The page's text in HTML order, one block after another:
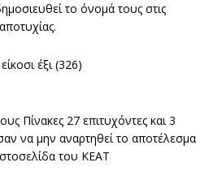
το όνομά τους στις
έξι (326)
Πίνακες 27 επιτυχόντες και 3
να μην αναρτηθεί το αποτέλεσμα
του ΚΕΑΤ